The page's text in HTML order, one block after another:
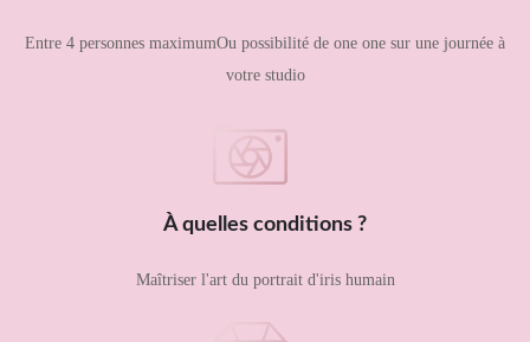
Entre 4 personnes maximumOu possibilité de one one sur une journée à
votre studio
À quelles conditions ?
Maîtriser l'art du portrait d'iris humain